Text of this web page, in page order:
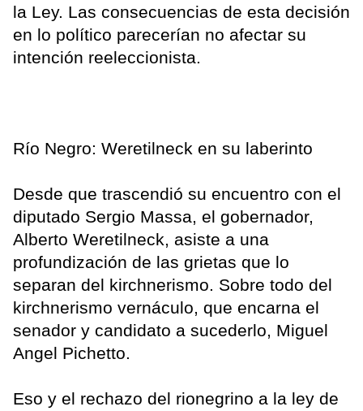
la Ley. Las consecuencias de esta decisión
en lo político parecerían no afectar su
intención reeleccionista.
Río Negro: Weretilneck en su laberinto
Desde que trascendió su encuentro con el
diputado Sergio Massa, el gobernador,
Alberto Weretilneck, asiste a una
profundización de las grietas que lo
separan del kirchnerismo. Sobre todo del
kirchnerismo vernáculo, que encarna el
senador y candidato a sucederlo, Miguel
Angel Pichetto.
Eso y el rechazo del rionegrino a la ley de